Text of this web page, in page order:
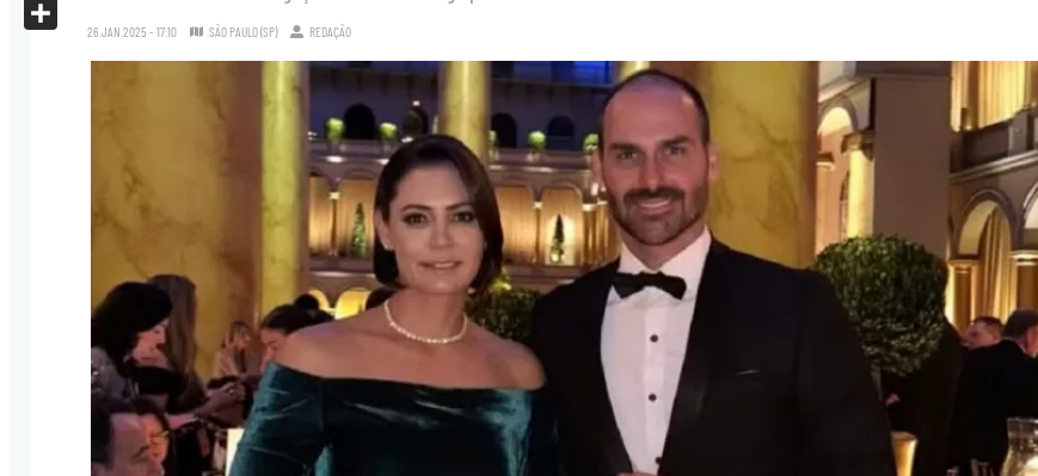
26.JAN.2025 - 17:10 SÃO PAULO (SP) REDAÇÃO